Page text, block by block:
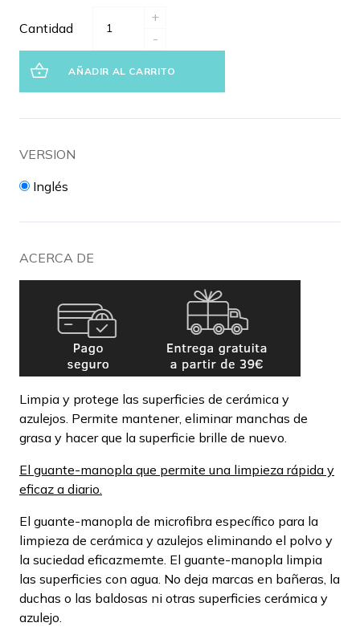
Cantidad
+
-
AÑADIR AL CARRITO
VERSION
Inglés
ACERCA DE
Limpia y protege las superficies de cerámica y
azulejos. Permite mantener, eliminar manchas de
grasa y hacer que la superficie brille de nuevo.
El guante-manopla que permite una limpieza rápida y
eficaz a diario.
El guante-manopla de microfibra específico para la
limpieza de cerámica y azulejos eliminando el polvo y
la suciedad eficazmemte. El guante-manopla limpia
las superficies con agua. No deja marcas en bañeras, la
duchas o las baldosas ni otras superficies cerámica y
azulejo.